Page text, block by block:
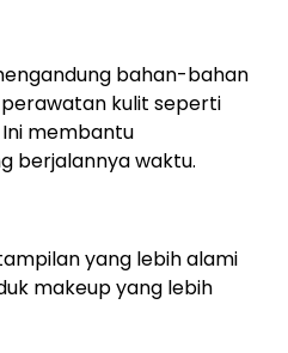
bahan-bahan
kulit seperti
membantu
berjalannya waktu.
yang lebih alami
makeup yang lebih